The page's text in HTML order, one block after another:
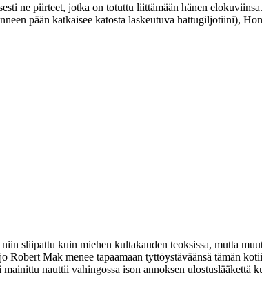
ne piirteet, jotka on totuttu liittämään hänen
pään katkaisee katosta laskeutuva hattugiljotiini),
sliipattu kuin miehen kultakauden teoksissa, mutta
Robert Mak menee tapaamaan tyttöystäväänsä tämän
nauttii vahingossa ison annoksen ulostuslääkettä